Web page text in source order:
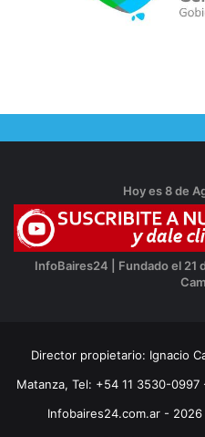
Hoy es 8 de
InfoBaires24 | Fundado el 21
Director propietario: Ignacio
Matanza, Tel: +54 11 3530-
Infobaires24.com.ar -